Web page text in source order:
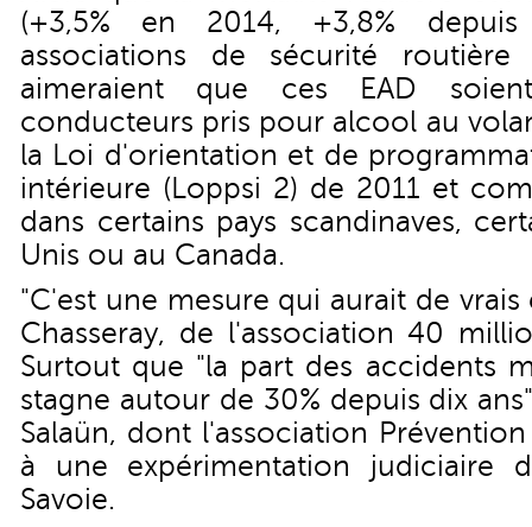
(+3,5% en 2014, +3,8%
associations de sécurité routière
aimeraient que ces EAD
conducteurs pris pour alcool au
la Loi d'orientation et de
intérieure (Loppsi 2) de 2011 et
dans certains pays scandinaves,
Unis ou au Canada.
"C'est une mesure qui aurait de vrais
Chasseray, de l'association 40
Surtout que "la part des accidents
stagne autour de 30% depuis dix
Salaün, dont l'association
à une expérimentation judiciaire
Savoie.